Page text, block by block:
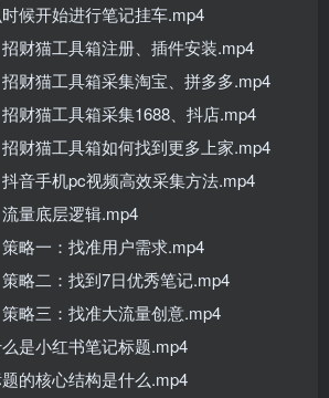
时候开始进行笔记挂车.mp4
招财猫工具箱注册、插件安装.mp4
招财猫工具箱采集淘宝、拼多多.mp4
招财猫工具箱采集1688、抖店.mp4
招财猫工具箱如何找到更多上家.mp4
抖音手机pc视频高效采集方法.mp4
流量底层逻辑.mp4
策略一：找准用户需求.mp4
策略二：找到7日优秀笔记.mp4
策略三：找准大流量创意.mp4
么是小红书笔记标题.mp4
题的核心结构是什么.mp4